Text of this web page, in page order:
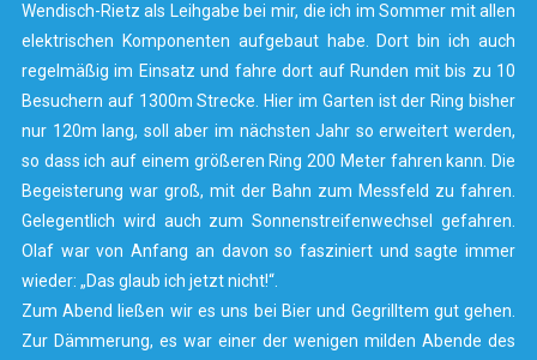
Wendisch-Rietz als Leihgabe bei mir, die ich im Sommer mit allen
elektrischen Komponenten aufgebaut habe. Dort bin ich auch
regelmäßig im Einsatz und fahre dort auf Runden mit bis zu 10
Besuchern auf 1300m Strecke. Hier im Garten ist der Ring bisher
nur 120m lang, soll aber im nächsten Jahr so erweitert werden,
so dass ich auf einem größeren Ring 200 Meter fahren kann. Die
Begeisterung war groß, mit der Bahn zum Messfeld zu fahren.
Gelegentlich wird auch zum Sonnenstreifenwechsel gefahren.
Olaf war von Anfang an davon so fasziniert und sagte immer
wieder: „Das glaub ich jetzt nicht!“.
Zum Abend ließen wir es uns bei Bier und Gegrilltem gut gehen.
Zur Dämmerung, es war einer der wenigen milden Abende des